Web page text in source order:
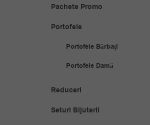
Pachete Promo
Portofele
Portofele Bărbați
Portofele Damă
Reduceri
Seturi Bijuterii